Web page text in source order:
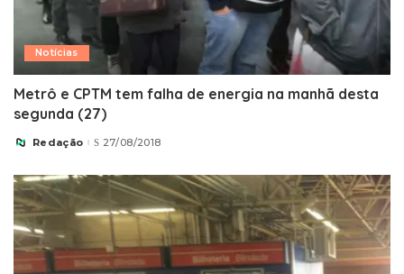
Notícias
Metrô e CPTM tem falha de energia na manhã desta
segunda (27)
Posted
Redação 27/08/2018